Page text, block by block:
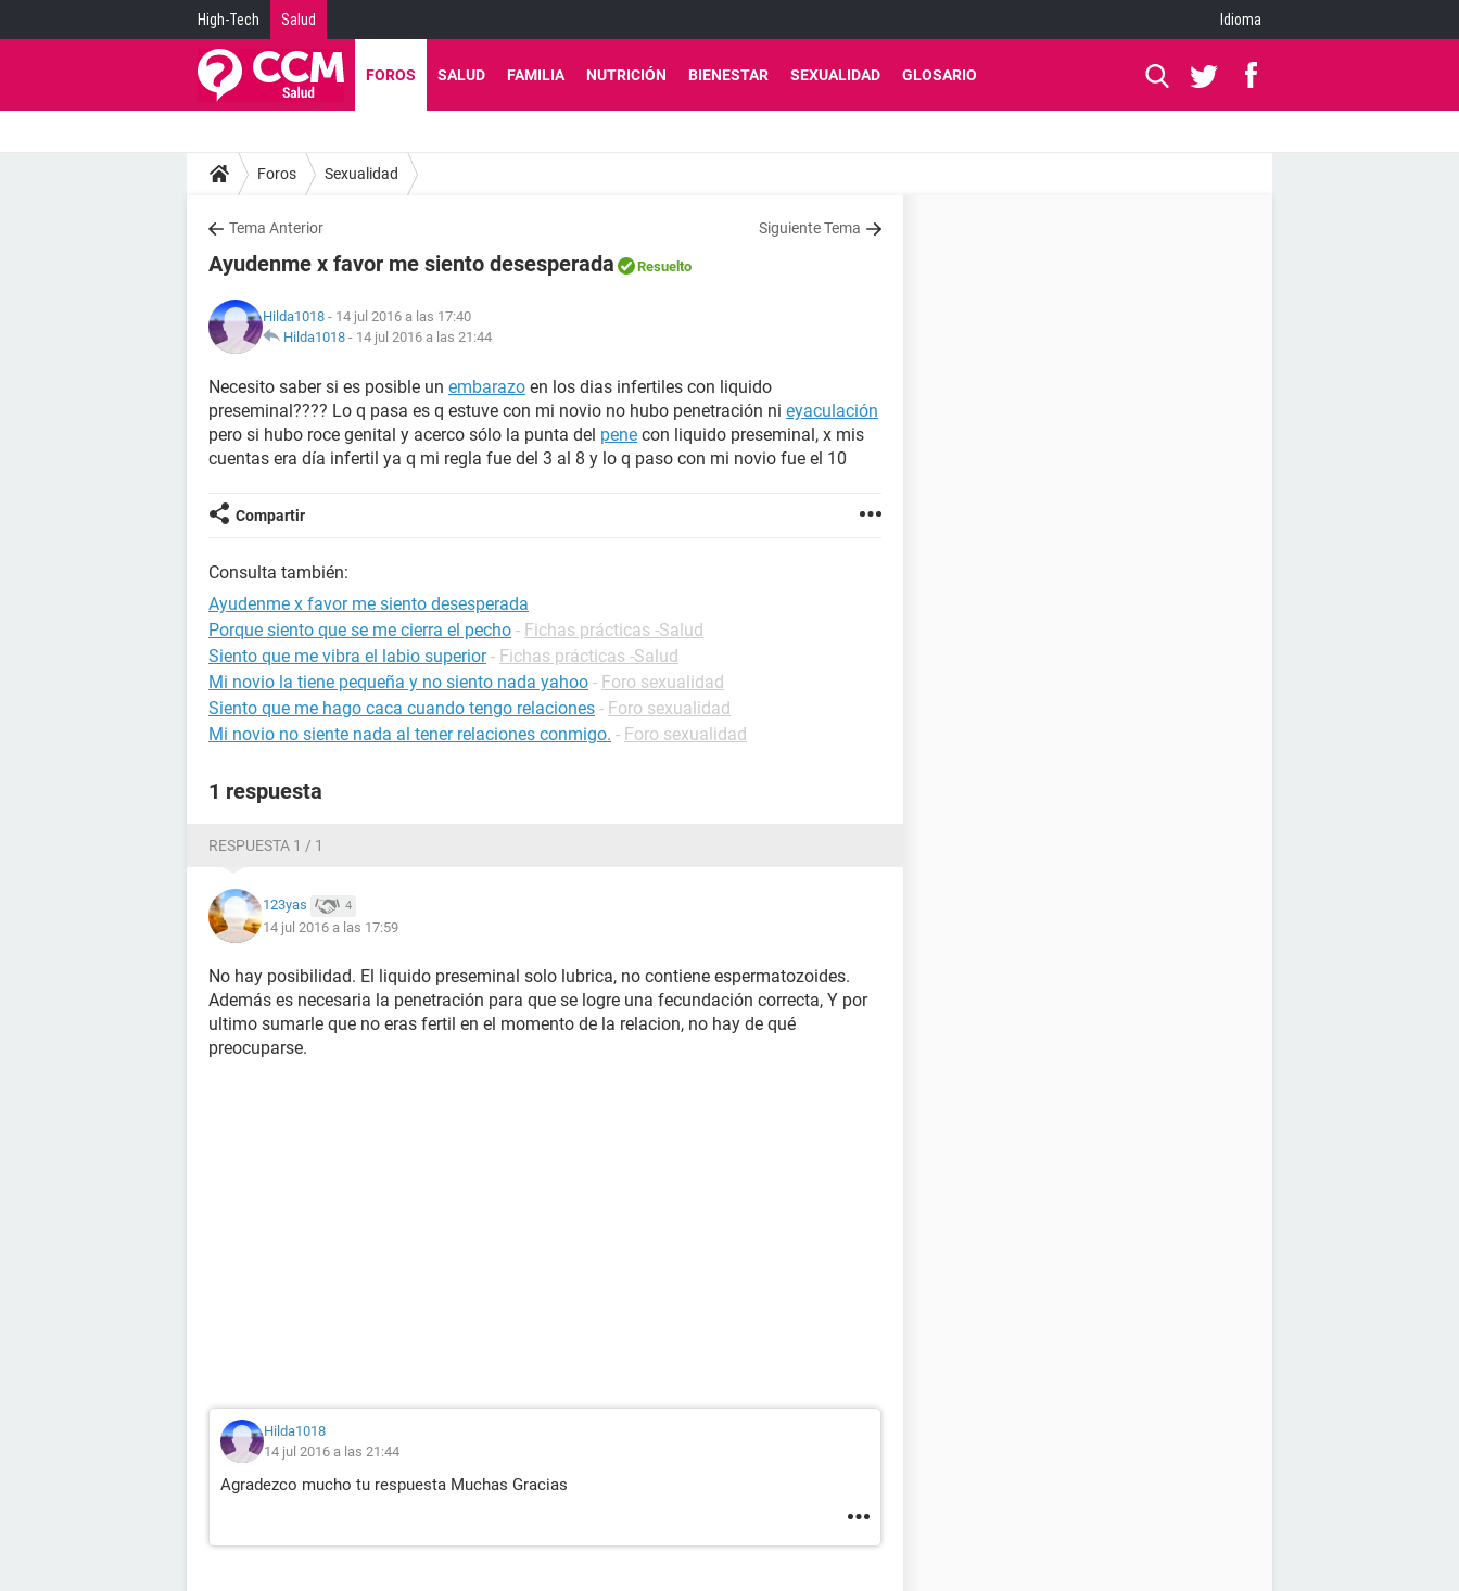
High-Tech Salud Idioma
FOROS SALUD FAMILIA NUTRICIÓN BIENESTAR SEXUALIDAD GLOSARIO
Foros Sexualidad
Tema Anterior Siguiente Tema
Ayudenme x favor me siento desesperada Resuelto
Hilda1018 - 14 jul 2016 a las 17:40
Hilda1018 - 14 jul 2016 a las 21:44
Necesito saber si es posible un embarazo en los dias infertiles con liquido
preseminal???? Lo q pasa es q estuve con mi novio no hubo penetración ni eyaculación
pero si hubo roce genital y acerco sólo la punta del pene con liquido preseminal, x mis
cuentas era día infertil ya q mi regla fue del 3 al 8 y lo q paso con mi novio fue el 10
Compartir
Consulta también:
Ayudenme x favor me siento desesperada
Porque siento que se me cierra el pecho - Fichas prácticas -Salud
Siento que me vibra el labio superior - Fichas prácticas -Salud
Mi novio la tiene pequeña y no siento nada yahoo - Foro sexualidad
Siento que me hago caca cuando tengo relaciones - Foro sexualidad
Mi novio no siente nada al tener relaciones conmigo. - Foro sexualidad
1 respuesta
RESPUESTA 1 / 1
123yas 4
14 jul 2016 a las 17:59
No hay posibilidad. El liquido preseminal solo lubrica, no contiene espermatozoides.
Además es necesaria la penetración para que se logre una fecundación correcta, Y por
ultimo sumarle que no eras fertil en el momento de la relacion, no hay de qué
preocuparse.
Hilda1018
14 jul 2016 a las 21:44
Agradezco mucho tu respuesta Muchas Gracias